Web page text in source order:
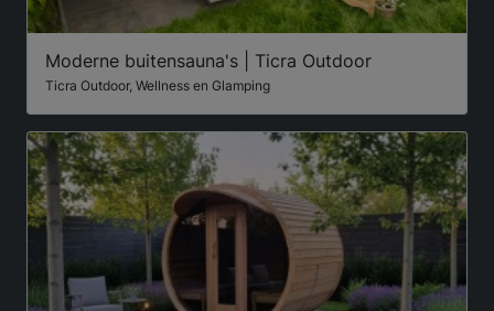
Moderne buitensauna's | Ticra Outdoor
Ticra Outdoor, Wellness en Glamping